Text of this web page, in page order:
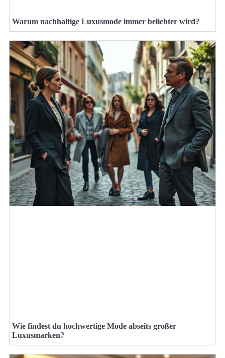
Warum nachhaltige Luxusmode immer beliebter wird?
Wie findest du hochwertige Mode abseits großer
Luxusmarken?